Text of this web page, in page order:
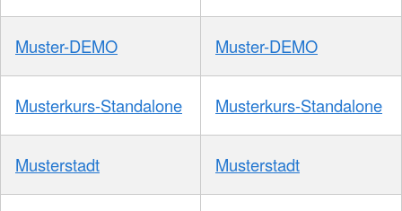
Muster-DEMO Muster-DEMO
Musterkurs-Standalone Musterkurs-Standalone
Musterstadt Musterstadt